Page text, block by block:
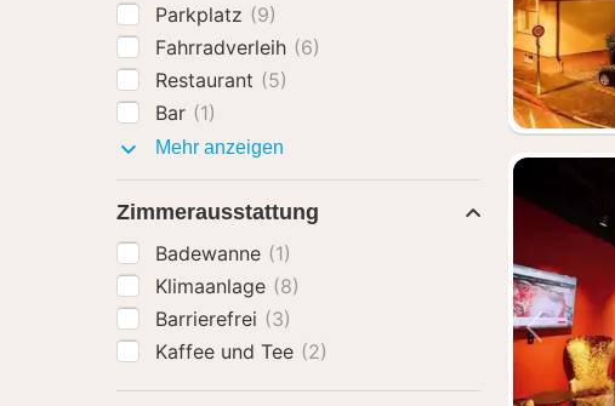
Parkplatz (9)
Fahrradverleih (6)
Restaurant (5)
Bar (1)
Mehr anzeigen
Zimmerausstattung
Badewanne (1)
Klimaanlage (8)
Barrierefrei (3)
Kaffee und Tee (2)